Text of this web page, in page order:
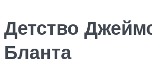
Детство
Бланта